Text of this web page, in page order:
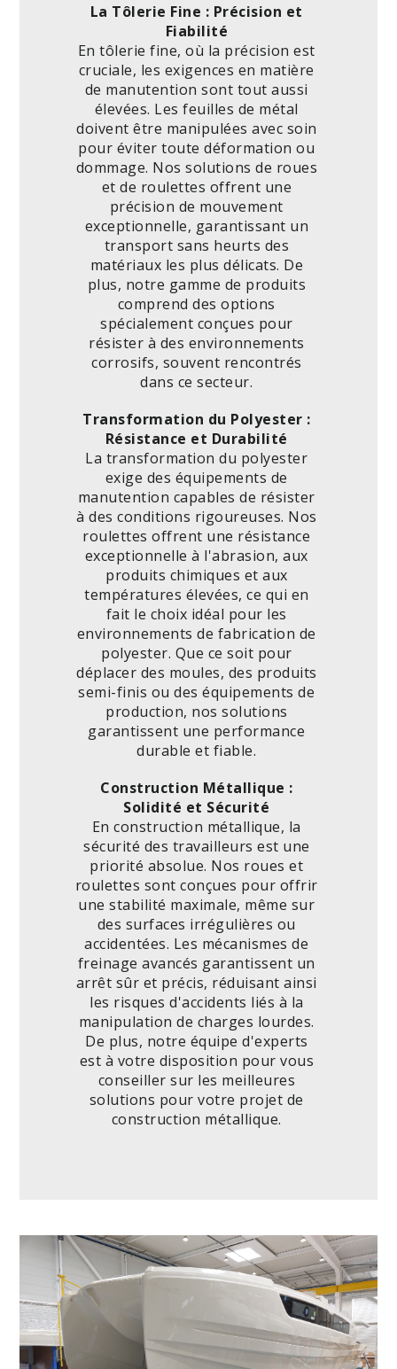
La Tôlerie Fine : Précision et
Fiabilité
En tôlerie fine, où la précision est
cruciale, les exigences en matière
de manutention sont tout aussi
élevées. Les feuilles de métal
doivent être manipulées avec soin
pour éviter toute déformation ou
dommage. Nos solutions de roues
et de roulettes offrent une
précision de mouvement
exceptionnelle, garantissant un
transport sans heurts des
matériaux les plus délicats. De
plus, notre gamme de produits
comprend des options
spécialement conçues pour
résister à des environnements
corrosifs, souvent rencontrés
dans ce secteur.
Transformation du Polyester :
Résistance et Durabilité
La transformation du polyester
exige des équipements de
manutention capables de résister
à des conditions rigoureuses. Nos
roulettes offrent une résistance
exceptionnelle à l'abrasion, aux
produits chimiques et aux
températures élevées, ce qui en
fait le choix idéal pour les
environnements de fabrication de
polyester. Que ce soit pour
déplacer des moules, des produits
semi-finis ou des équipements de
production, nos solutions
garantissent une performance
durable et fiable.
Construction Métallique :
Solidité et Sécurité
En construction métallique, la
sécurité des travailleurs est une
priorité absolue. Nos roues et
roulettes sont conçues pour offrir
une stabilité maximale, même sur
des surfaces irrégulières ou
accidentées. Les mécanismes de
freinage avancés garantissent un
arrêt sûr et précis, réduisant ainsi
les risques d'accidents liés à la
manipulation de charges lourdes.
De plus, notre équipe d'experts
est à votre disposition pour vous
conseiller sur les meilleures
solutions pour votre projet de
construction métallique.